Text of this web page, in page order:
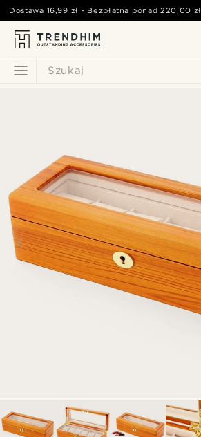
Szukaj
Dostawa 16,99 zł - Bezpłatna ponad220,00 zł